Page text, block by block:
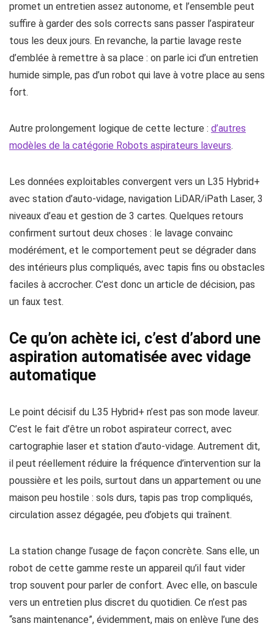
promet un entretien assez autonome, et l’ensemble peut
suffire à garder des sols corrects sans passer l’aspirateur
tous les deux jours. En revanche, la partie lavage reste
d’emblée à remettre à sa place : on parle ici d’un entretien
humide simple, pas d’un robot qui lave à votre place au sens
fort.
Autre prolongement logique de cette lecture : d’autres
modèles de la catégorie Robots aspirateurs laveurs.
Les données exploitables convergent vers un L35 Hybrid+
avec station d’auto-vidage, navigation LiDAR/iPath Laser, 3
niveaux d’eau et gestion de 3 cartes. Quelques retours
confirment surtout deux choses : le lavage convainc
modérément, et le comportement peut se dégrader dans
des intérieurs plus compliqués, avec tapis fins ou obstacles
faciles à accrocher. C’est donc un article de décision, pas
un faux test.
Ce qu’on achète ici, c’est d’abord une
aspiration automatisée avec vidage
automatique
Le point décisif du L35 Hybrid+ n’est pas son mode laveur.
C’est le fait d’être un robot aspirateur correct, avec
cartographie laser et station d’auto-vidage. Autrement dit,
il peut réellement réduire la fréquence d’intervention sur la
poussière et les poils, surtout dans un appartement ou une
maison peu hostile : sols durs, tapis pas trop compliqués,
circulation assez dégagée, peu d’objets qui traînent.
La station change l’usage de façon concrète. Sans elle, un
robot de cette gamme reste un appareil qu’il faut vider
trop souvent pour parler de confort. Avec elle, on bascule
vers un entretien plus discret du quotidien. Ce n’est pas
“sans maintenance”, évidemment, mais on enlève l’une des